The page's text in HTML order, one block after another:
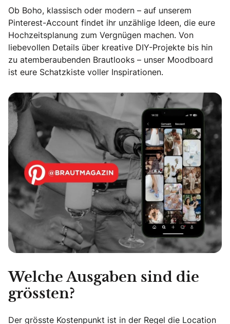
Ob Boho, klassisch oder modern – auf unserem
Pinterest-Account findet ihr unzählige Ideen, die eure
Hochzeitsplanung zum Vergnügen machen. Von
liebevollen Details über kreative DIY-Projekte bis hin
zu atemberaubenden Brautlooks – unser Moodboard
ist eure Schatzkiste voller Inspirationen.
Entdeckt unser Hochzeits-Moodboard
Welche Ausgaben sind die
grössten?
Der grösste Kostenpunkt ist in der Regel die Location